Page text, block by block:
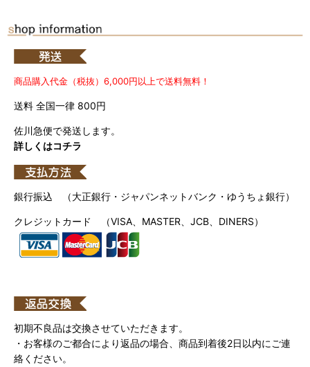
商品購入代金（税抜）6,000円以上で送料無料！
送料 全国一律 800円
佐川急便で発送します。
詳しくはコチラ
銀行振込 （大正銀行・ジャパンネットバンク・ゆうちょ銀行）
クレジットカード （VISA、MASTER、JCB、DINERS）
初期不良品は交換させていただきます。
・お客様のご都合により返品の場合、商品到着後2日以内にご連
絡ください。